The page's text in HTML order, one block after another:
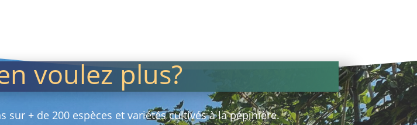
voulez plus?
+ de 200 espèces et variétés cultivés à la pépinière.